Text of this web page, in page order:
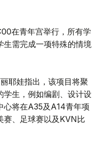
在青年宫举行，所有学
生需完成一项特殊的情境
耶娃指出，该项目将聚
学生，例如编剧、设计设
心将在А35及А14青年项
赛、足球赛以及KVN比